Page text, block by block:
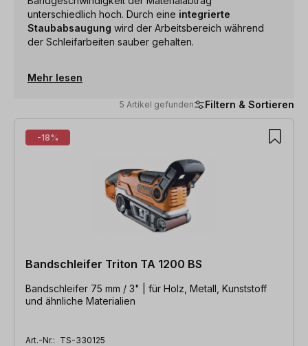
unterschiedlich hoch. Durch eine integrierte
Staubabsaugung wird der Arbeitsbereich während
der Schleifarbeiten sauber gehalten.
Mehr lesen
5 Artikel gefunden Filtern & Sortieren
5 Artikel gefunden
-18%
Bandschleifer Triton TA 1200 BS
Bandschleifer 75 mm / 3" | für Holz, Metall, Kunststoff
und ähnliche Materialien
Art.-Nr.: TS-330125